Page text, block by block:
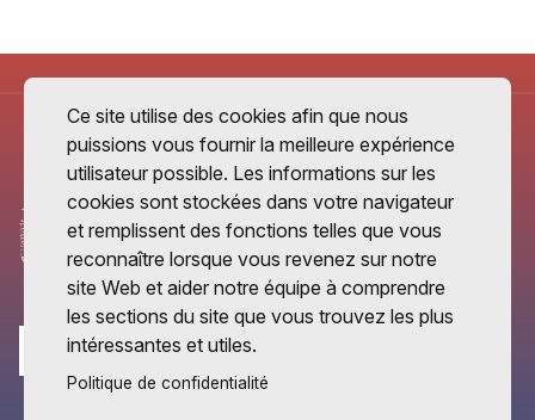
Ce site utilise des cookies afin que nous
puissions vous fournir la meilleure expérience
utilisateur possible. Les informations sur les
cookies sont stockées dans votre navigateur
et remplissent des fonctions telles que vous
reconnaître lorsque vous revenez sur notre
site Web et aider notre équipe à comprendre
les sections du site que vous trouvez les plus
intéressantes et utiles.
Politique de confidentialité